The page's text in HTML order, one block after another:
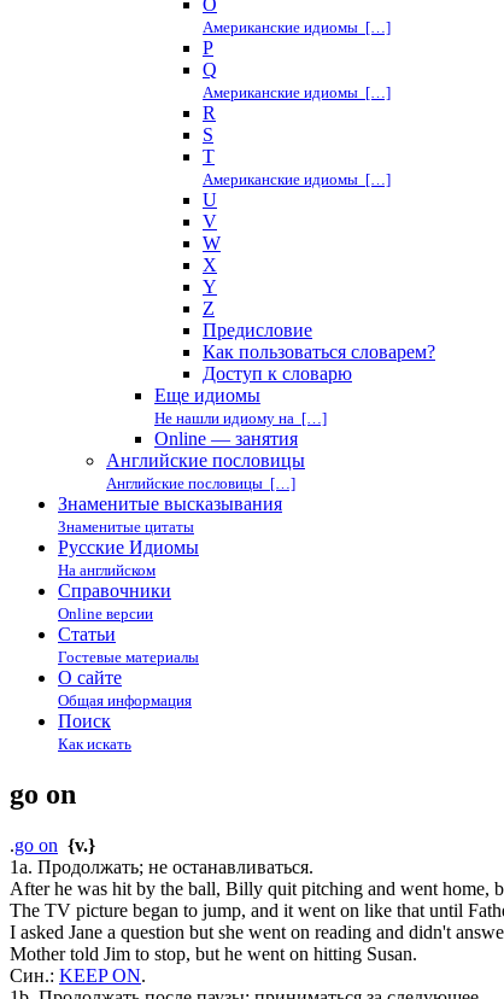
O
Американские идиомы […]
P
Q
Американские идиомы […]
R
S
T
Американские идиомы […]
U
V
W
X
Y
Z
Предисловие
Как пользоваться словарем?
Доступ к словарю
Еще идиомы
Не нашли идиому на […]
Online — занятия
Английские пословицы
Английские пословицы […]
Знаменитые высказывания
Знаменитые цитаты
Русские Идиомы
На английском
Справочники
Online версии
Статьи
Гостевые материалы
О сайте
Общая информация
Поиск
Как искать
go on
.go on {v.}
1a. Продолжать; не останавливаться.
After he was hit by the ball, Billy quit pitching and went home,
The TV picture began to jump, and it went on like that until
I asked Jane a question but she went on reading and didn't
Mother told Jim to stop, but he went on hitting Susan.
Син.: KEEP ON.